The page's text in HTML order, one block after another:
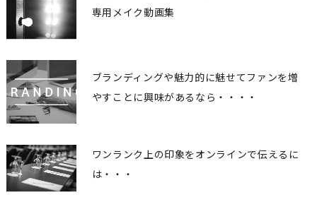
専用メイク動画集
ブランディングや魅力的に魅せてファンを増
やすことに興味があるなら・・・・
ワンランク上の印象をオンラインで伝えるに
は・・・